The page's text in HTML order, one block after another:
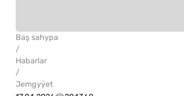
Baş sahypa
/
Habarlar
/
Jemgyýet